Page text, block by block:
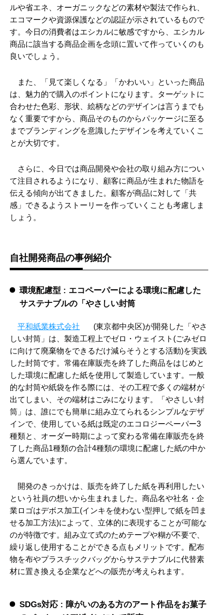
ルや省エネ、オーガニックなどの素材や製法で作られ、
エコマークや資源保護などの認証が示されているもので
す。今日の消費者はエシカルに敏感ですから、エシカル
商品に該当する商品企画を念頭に置いて作っていくのも
良いでしょう。
また、「見て楽しくなる」「かわいい」といった商品
は、魅力的で購入のポイントになります。ターゲットに
合わせた色彩、形状、絵柄などのデザインは言うまでも
なく重要ですから、商品そのものからパッケージに至る
までブランディングを意識したデザインを考えていくこ
とが大切です。
さらに、今日では商品開発や会社の取り組み方につい
て注目されるようになり、顧客に商品が生まれた物語を
伝える傾向が出てきました。顧客が商品に対して「共
感」できるようストーリーを作っていくことも考慮しま
しょう。
自社開発商品の事例紹介
環境配慮型 : エコペーパーによる環境に配慮した
サステナブルの「やさしい封筒
平和紙業株式会社
(東京都中央区)が開発した「やさ
しい封筒」は、製造工程上でゼロ・ウェイスト(ごみゼロ
に向けて廃棄物をできるだけ減らそうとする活動)を実践
した封筒です。常備在庫販売を終了した商品をはじめと
した環境に配慮した紙を使用して製造しています。一般
的な封筒や紙袋を作る際には、その工程で多くの端材が
出てしまい、その端材はごみになります。「やさしい封
筒」は、誰にでも簡単に組み立てられるシンプルなデザ
インで、使用している紙は既定のエコロジーペーパー3
種類と、オーダー時期によって変わる常備在庫販売を終
了した商品1種類の合計4種類の環境に配慮した紙の中か
ら選んでいます。
開発のきっかけは、販売を終了した紙を再利用したい
という社員の想いから生まれました。商品名や社名・企
業ロゴはデボス加工(インキを使わない型押しで紙を凹ま
せる加工方法)によって、立体的に表現することが可能な
のが特徴です。組み立て式のためテープや糊が不要で、
繰り返し使用することができる点もメリットです。配布
物を布やプラスチックバッグからサステナブルに代替素
材に置き換える企業などへの販売が考えられます。
SDGs対応 : 障がいのある方のアート作品をお菓子